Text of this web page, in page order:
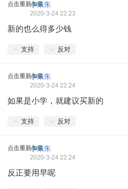
点击重新加载
小朱朱
2020-3-24 22:23
新的也么得多少钱
支持 反对
点击重新加载
小朱朱
2020-3-24 22:24
如果是小学，就建议买新的
支持 反对
点击重新加载
小朱朱
2020-3-24 22:24
反正要用早呢